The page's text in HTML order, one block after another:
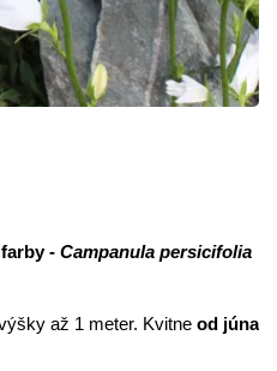
- Campanula persicifolia
až 1 meter. Kvitne od júna